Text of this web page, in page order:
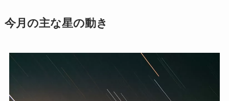
今月の主な星の動き